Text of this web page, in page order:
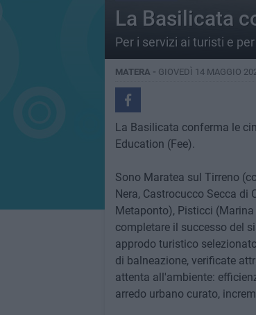
La Basilicata
Per i servizi ai turisti e
MATERA - GIOVEDÌ 14 MAGGIO
La Basilicata conferma le
Education (Fee).
Sono Maratea sul Tirreno
Nera, Castrocucco Secca
Metaponto), Pisticci
completare il successo del
approdo turistico
di balneazione, verificate
attenta all'ambiente:
arredo urbano curato,